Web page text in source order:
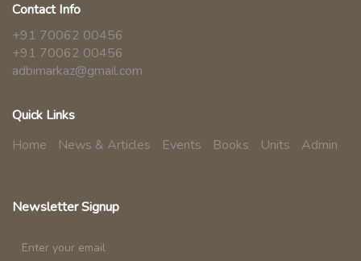
Contact Info
+91 70062 00456
+91 70062 00456
adbimarkaz@gmail.com
Quick Links
Home
News & Articles Events Books Units Admin
Newsletter Signup